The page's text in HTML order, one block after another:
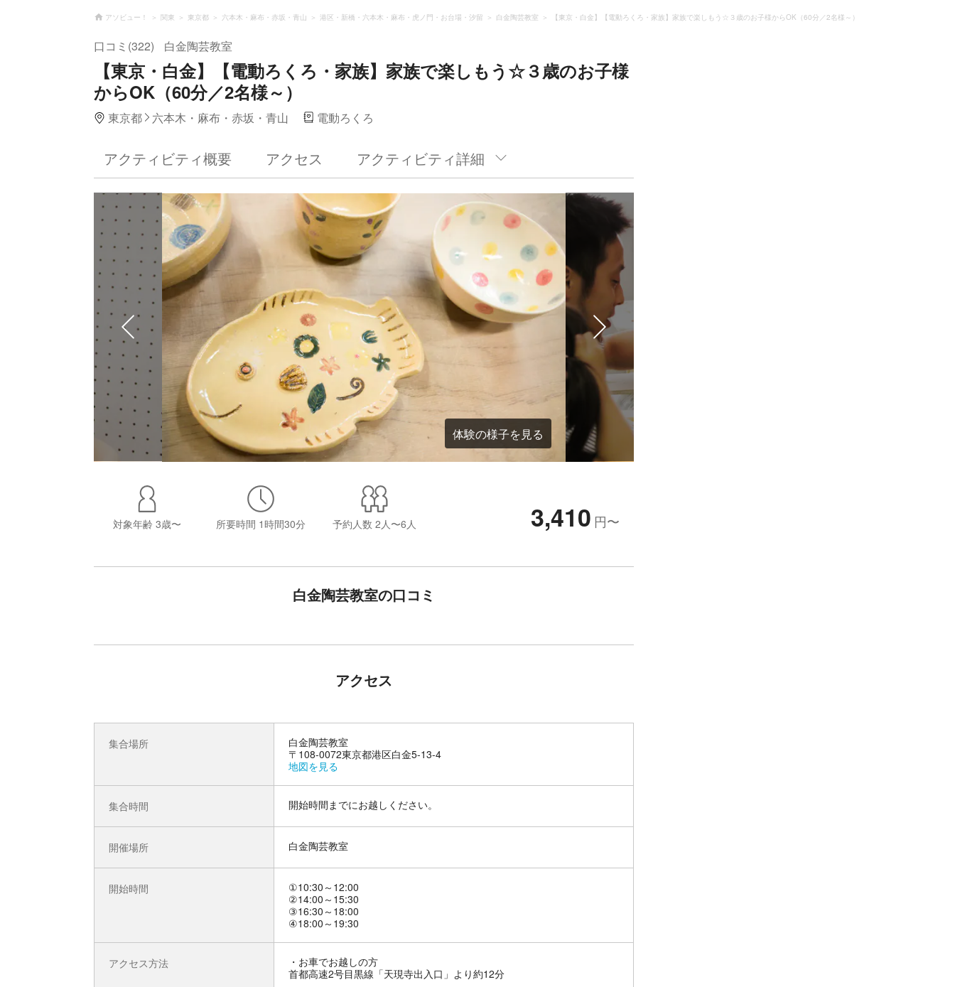
アソビュー！ 関東 東京都 六本木・麻布・赤坂・青山 港区・新橋・六本木・麻布・虎ノ門・お台場・汐留 白金陶芸教室 【東京・白金】【電動ろくろ・家族】家族で楽しもう☆３歳のお子様からOK（60分／2名様～）
口コミ(322) 白金陶芸教室
【東京・白金】【電動ろくろ・家族】家族で楽しもう☆３歳のお子様
からOK（60分／2名様～）
東京都 六本木・麻布・赤坂・青山 電動ろくろ
アクティビティ概要 アクセス アクティビティ詳細
体験の様子を見る
対象年齢 3歳〜 所要時間 1時間30分 予約人数 2人〜6人 3,410 円〜
白金陶芸教室の口コミ
アクセス
集合場所
白金陶芸教室
〒108-0072東京都港区白金5-13-4
地図を見る
集合時間 開始時間までにお越しください。
開催場所 白金陶芸教室
開始時間
①10:30～12:00
②14:00～15:30
③16:30～18:00
④18:00～19:30
アクセス方法
お車でお越しの方
首都高速2号目黒線「天現寺出入口」より約12分